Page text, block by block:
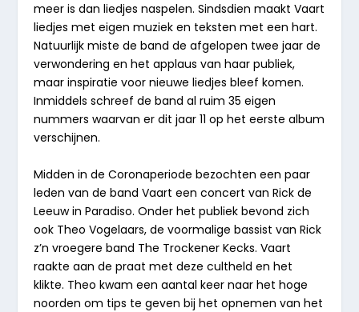
meer is dan liedjes naspelen. Sindsdien maakt Vaart
liedjes met eigen muziek en teksten met een hart.
Natuurlijk miste de band de afgelopen twee jaar de
verwondering en het applaus van haar publiek,
maar inspiratie voor nieuwe liedjes bleef komen.
Inmiddels schreef de band al ruim 35 eigen
nummers waarvan er dit jaar 11 op het eerste album
verschijnen.
Midden in de Coronaperiode bezochten een paar
leden van de band Vaart een concert van Rick de
Leeuw in Paradiso. Onder het publiek bevond zich
ook Theo Vogelaars, de voormalige bassist van Rick
z’n vroegere band The Trockener Kecks. Vaart
raakte aan de praat met deze cultheld en het
klikte. Theo kwam een aantal keer naar het hoge
noorden om tips te geven bij het opnemen van het